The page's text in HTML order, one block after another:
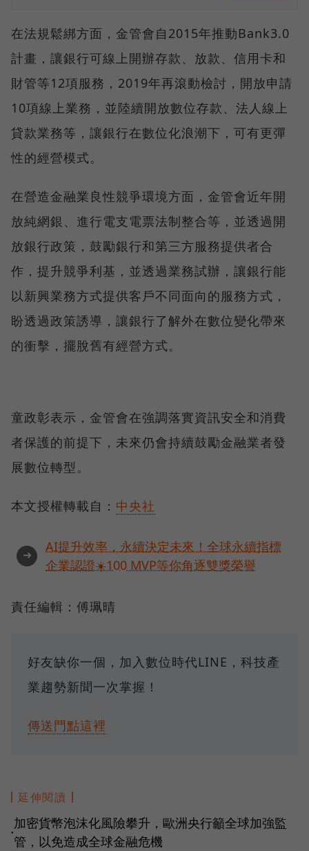
在法規鬆綁方面，金管會自2015年推動Bank3.0
計畫，讓銀行可線上開辦存款、放款、信用卡和
財管等12項服務，2019年再滾動檢討，開放申請
10項線上業務，並陸續開放數位存款、法人線上
貸款業務等，讓銀行在數位化浪潮下，可有更彈
性的經營模式。
在營造金融業良性競爭環境方面，金管會近年開
放純網銀、進行電支電票法制整合等，並透過開
放銀行政策，鼓勵銀行和第三方服務提供者合
作，提升競爭利基，並透過業務試辦，讓銀行能
以新興業務方式提供客戶不同面向的服務方式，
盼透過政策誘導，讓銀行了解外在數位變化帶來
的衝擊，擺脫舊有經營方式。
童政彰表示，金管會在強調落實資訊安全和消費
者保護的前提下，未來仍會持續鼓勵金融業者發
展數位轉型。
本文授權轉載自： 中央社
➜
AI提升效率，永續決定未來！全球永續指標
企業認證☀️100 MVP等你角逐雙獎榮譽
責任編輯：傅珮晴
好友缺你一個，加入數位時代LINE，科技產
業趨勢新聞一次掌握！
傳送門點這裡
延伸閱讀
●
加密貨幣泡沫化風險攀升，歐洲央行籲全球加強監
管，以免造成全球金融危機